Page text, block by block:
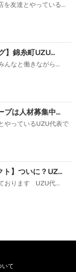
友達とやっている...
】錦糸町UZU...
なと働きながら...
プは人材募集中...
やっているUZU代表で
ト】ついに？UZ...
おります UZU代...
いて